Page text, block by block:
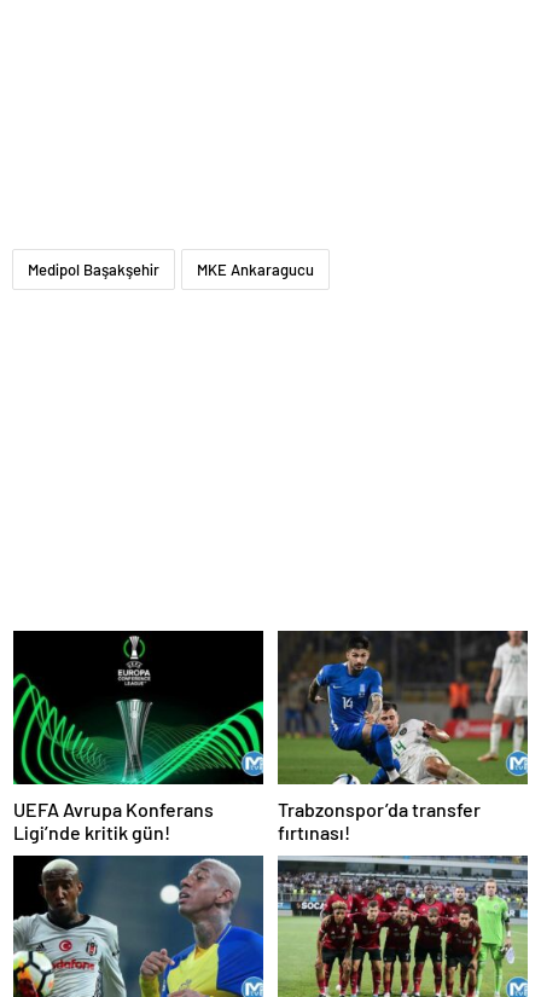
Medipol Başakşehir MKE Ankaragucu
UEFA Avrupa Konferans
Ligi’nde kritik gün!
Trabzonspor’da transfer
fırtınası!